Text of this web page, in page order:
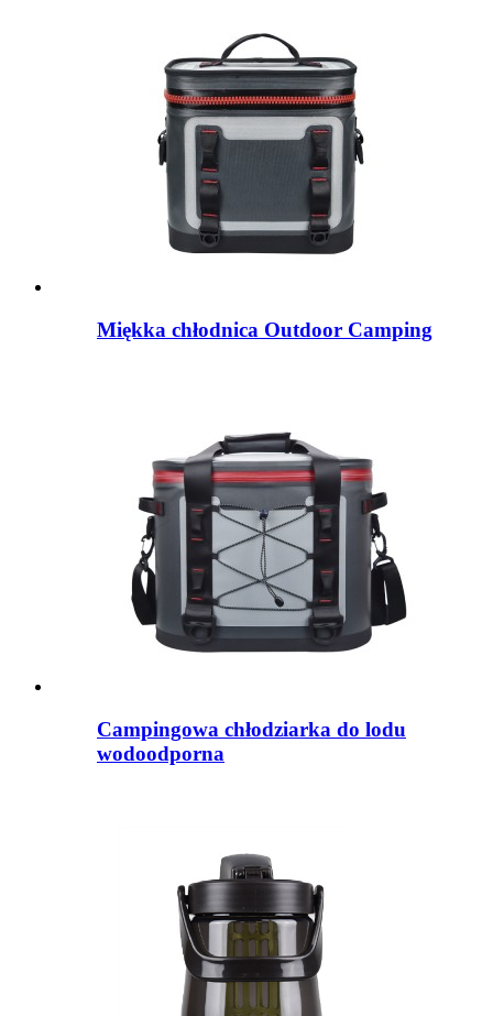
Miękka chłodnica Outdoor Camping
Campingowa chłodziarka do lodu
wodoodporna